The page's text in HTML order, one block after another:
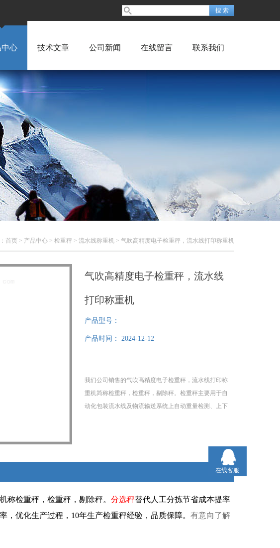
中心 技术文章 公司新闻 在线留言 联系我们
首页 > 产品中心 > 检重秤 > 流水线称重机 > 气吹高精度电子检重秤，流水线打印称重机
气吹高精度电子检重秤，流水线
打印称重机
产品型号：
产品时间： 2024-12-12
我们公司销售的气吹高精度电子检重秤，流水线打印称
重机简称检重秤，检重秤，剔除秤。检重秤主要用于自
动化包装流水线及物流输送系统上自动重量检测、上下
称检重秤，检重秤，剔除秤。 分选秤替代人工分拣节省成本提率
优化生产过程，10年生产检重秤经验，品质保障。 有意向了解
在线客服